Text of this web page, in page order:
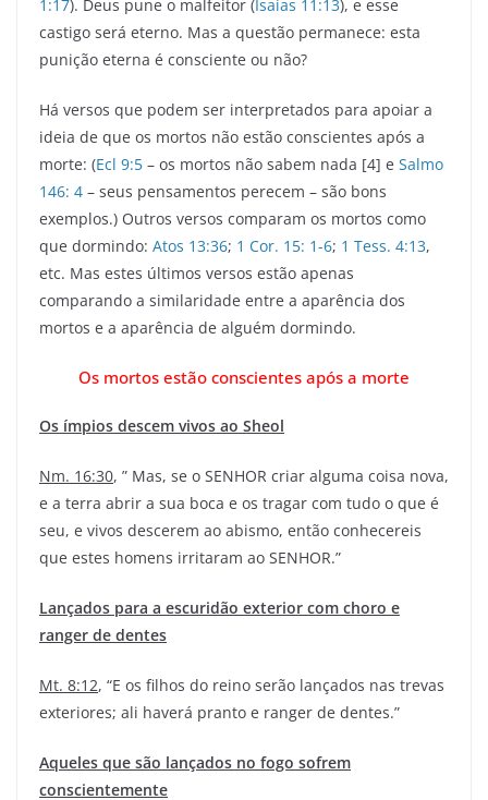
1:17). Deus pune o malfeitor ( Isaías 11:13), e esse
castigo será eterno. Mas a questão permanece: esta
punição eterna é consciente ou não?
Há versos que podem ser interpretados para apoiar a
ideia de que os mortos não estão conscientes após a
morte: (Ecl 9:5 – os mortos não sabem nada [4] e Salmo
146: 4 – seus pensamentos perecem – são bons
exemplos.) Outros versos comparam os mortos como
que dormindo: Atos 13:36; 1 Cor. 15: 1-6; 1 Tess. 4:13,
etc. Mas estes últimos versos estão apenas
comparando a similaridade entre a aparência dos
mortos e a aparência de alguém dormindo.
Os mortos estão conscientes após a morte
Os ímpios descem vivos ao Sheol
Nm. 16:30, ” Mas, se o SENHOR criar alguma coisa nova,
e a terra abrir a sua boca e os tragar com tudo o que é
seu, e vivos descerem ao abismo, então conhecereis
que estes homens irritaram ao SENHOR.”
Lançados para a escuridão exterior com choro e
ranger de dentes
Mt. 8:12, “E os filhos do reino serão lançados nas trevas
exteriores; ali haverá pranto e ranger de dentes.”
Aqueles que são lançados no fogo sofrem
conscientemente